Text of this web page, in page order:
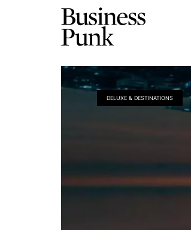
DELUXE & DESTINATIONS